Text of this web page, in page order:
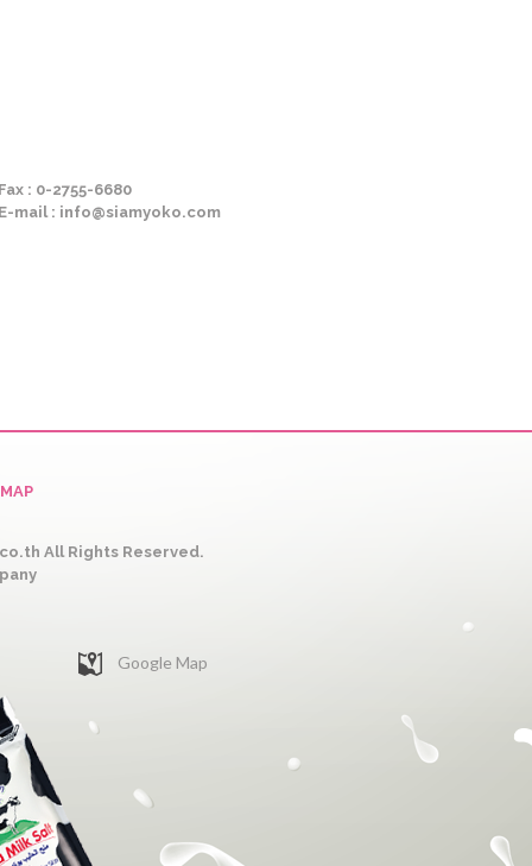
Fax : 0-2755-6680
E-mail : info@siamyoko.com
All Rights Reserved.
Google Map